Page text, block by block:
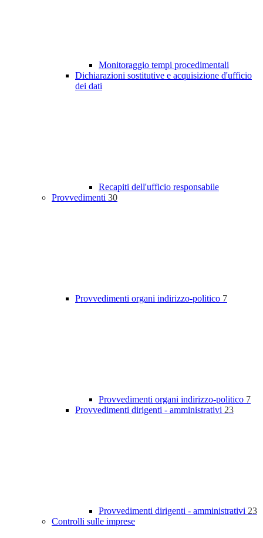
Monitoraggio tempi procedimentali
Dichiarazioni sostitutive e acquisizione d'ufficio
dei dati
Recapiti dell'ufficio responsabile
Provvedimenti 30
Provvedimenti organi indirizzo-politico 7
Provvedimenti organi indirizzo-politico 7
Provvedimenti dirigenti - amministrativi 23
Provvedimenti dirigenti - amministrativi 23
Controlli sulle imprese